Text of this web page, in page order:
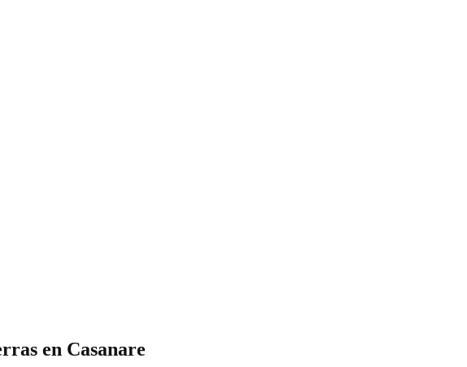
en Casanare